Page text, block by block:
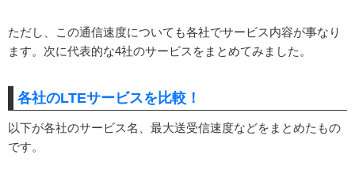
ただし、この通信速度についても各社でサービス内容が事なり
ます。次に代表的な4社のサービスをまとめてみました。
各社のLTEサービスを比較！
以下が各社のサービス名、最大送受信速度などをまとめたもの
です。